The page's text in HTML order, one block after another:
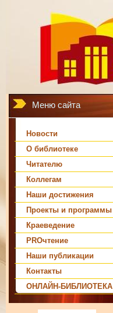
Меню сайта
Новости
О библиотеке
Читателю
Коллегам
Наши достижения
Проекты и программы
Краеведение
PROчтение
Наши публикации
Контакты
ОНЛАЙН-БИБЛИОТЕКА